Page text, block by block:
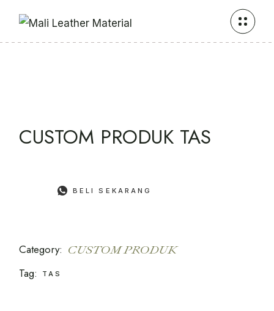
CUSTOM PRODUK TAS
BELI SEKARANG
Category: CUSTOM PRODUK
Tag:
TAS